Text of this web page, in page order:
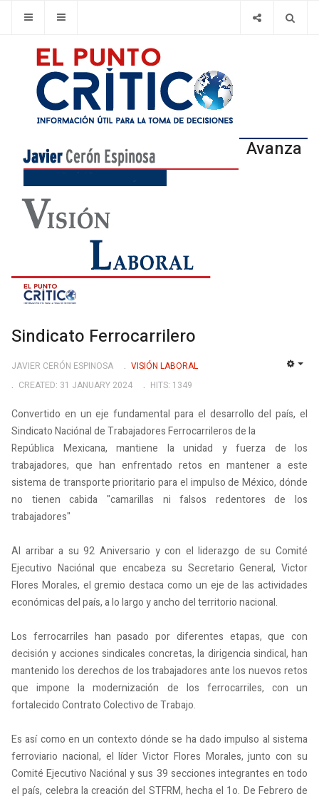
Avanza
Sindicato Ferrocarrilero
JAVIER CERÓN ESPINOSA
VISIÓN LABORAL
CREATED: 31 JANUARY 2024
HITS: 1349
Convertido en un eje fundamental para el desarrollo del país, el
Sindicato Naciónal de Trabajadores Ferrocarrileros de la
República Mexicana, mantiene la unidad y fuerza de los
trabajadores, que han enfrentado retos en mantener a este
sistema de transporte prioritario para el impulso de México, dónde
no tienen cabida "camarillas ni falsos redentores de los
trabajadores"
Al arribar a su 92 Aniversario y con el liderazgo de su Comité
Ejecutivo Naciónal que encabeza su Secretario General, Victor
Flores Morales, el gremio destaca como un eje de las actividades
económicas del país, a lo largo y ancho del territorio nacional.
Los ferrocarriles han pasado por diferentes etapas, que con
decisión y acciones sindicales concretas, la dirigencia sindical, han
mantenido los derechos de los trabajadores ante los nuevos retos
que impone la modernización de los ferrocarriles, con un
fortalecido Contrato Colectivo de Trabajo.
Es así como en un contexto dónde se ha dado impulso al sistema
ferroviario nacional, el líder Victor Flores Morales, junto con su
Comité Ejecutivo Naciónal y sus 39 secciones integrantes en todo
el país, celebra la creación del STFRM, hecha el 1o. De Febrero de